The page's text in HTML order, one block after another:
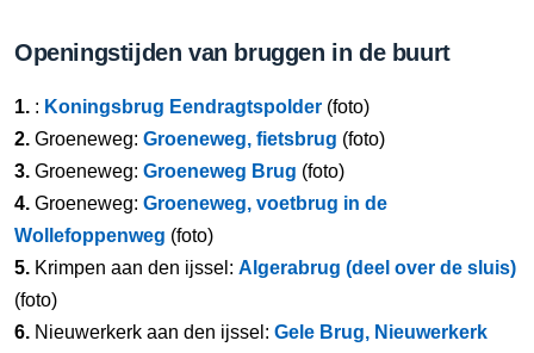
Openingstijden van bruggen in de buurt
1. : Koningsbrug Eendragtspolder (foto)
2. Groeneweg: Groeneweg, fietsbrug (foto)
3. Groeneweg: Groeneweg Brug (foto)
4. Groeneweg: Groeneweg, voetbrug in de
Wollefoppenweg (foto)
5. Krimpen aan den ijssel: Algerabrug (deel over de sluis)
(foto)
6. Nieuwerkerk aan den ijssel: Gele Brug, Nieuwerkerk